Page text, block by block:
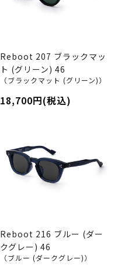
Reboot 207 ブラックマッ
ト (グリーン) 46
（ブラックマット (グリーン)）
18,700円(税込)
Reboot 216 ブルー (ダー
クグレー) 46
（ブルー (ダークグレー)）